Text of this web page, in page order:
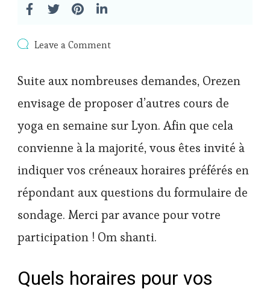
Leave a Commenton
quels
pour
cours
yoga
Orezen
?
Suite aux nombreuses demandes, Orezen
envisage de proposer d’autres cours de
yoga en semaine sur Lyon. Afin que cela
convienne à la majorité, vous êtes invité à
indiquer vos créneaux horaires préférés en
répondant aux questions du formulaire de
sondage. Merci par avance pour votre
participation ! Om shanti.